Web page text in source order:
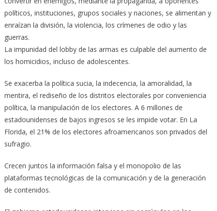
políticos, instituciones, grupos sociales y naciones, se alimentan y
enraízan la división, la violencia, los crímenes de odio y las
guerras.
La impunidad del lobby de las armas es culpable del aumento de
los homicidios, incluso de adolescentes.
Se exacerba la política sucia, la indecencia, la amoralidad, la
mentira, el rediseño de los distritos electorales por conveniencia
política, la manipulación de los electores. A 6 millones de
estadounidenses de bajos ingresos se les impide votar. En La
Florida, el 21% de los electores afroamericanos son privados del
sufragio.
Crecen juntos la información falsa y el monopolio de las
plataformas tecnológicas de la comunicación y de la generación
de contenidos.